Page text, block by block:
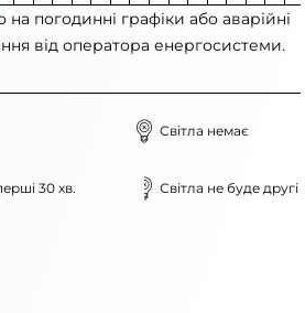
на погодинні графіки або аварійні
від оператора енергосистеми.
Світла немає
30 хв. Світла не буде другі